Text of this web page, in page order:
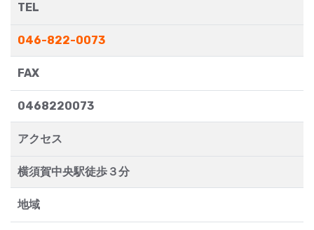
TEL
046-822-0073
FAX
0468220073
アクセス
横須賀中央駅徒歩３分
地域